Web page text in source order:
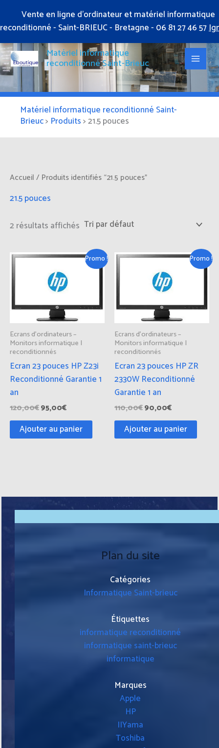
Vente en ligne d'ordinateur et matériel informatique
reconditionné - Saint-BRIEUC - Bretagne - 06 81 27 46 57
contenu
Matériel informatique
reconditionné Saint-Brieuc
Matériel informatique reconditionné Saint-
Brieuc> Produits>21.5 pouces
Accueil / Produits identifiés “21.5 pouces”
21.5 pouces
2 résultats affichés
Promo !
Ecrans d'ordinateurs –
Monitors informatique |
reconditionnés
Ecran 23 pouces HP Z23i
Reconditionné Garantie 1
an
120,00€
Le
initial
était :
120,00€.
95,00€
Le
actuel
est :
Ajouter au panier
Promo !
Ecrans d'ordinateurs –
Monitors informatique |
reconditionnés
Ecran 23 pouces HP ZR
2330W Reconditionné
Garantie 1 an
110,00€
Le
initial
était :
110,00€.
90,00€
Le
actuel
est :
Ajouter au panier
Plan du site
Catégories
Informatique Saint-brieuc
Étiquettes
informatique reconditionné
informatique saint-brieuc
informatique
Marques
Apple
HP
IIYama
Toshiba